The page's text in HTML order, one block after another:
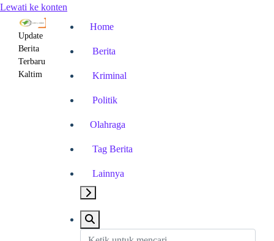
Lewati ke konten
Update
Berita
Terbaru
Kaltim
Home
Berita
Kriminal
Politik
Olahraga
Tag Berita
Lainnya